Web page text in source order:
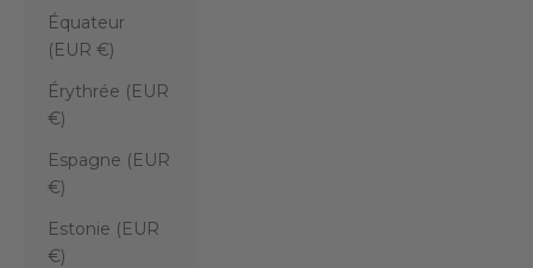
Équateur
(EUR €)
Érythrée (EUR
€)
Espagne (EUR
€)
Estonie (EUR
€)